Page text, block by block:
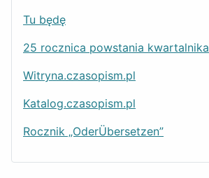
Tu będę
25 rocznica powstania kwartalnika
Witryna.czasopism.pl
Katalog.czasopism.pl
Rocznik „OderÜbersetzen”